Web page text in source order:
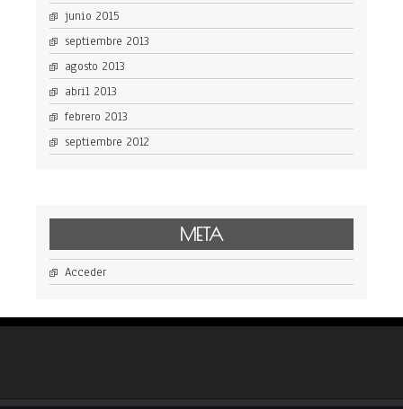
junio 2015
septiembre 2013
agosto 2013
abril 2013
febrero 2013
septiembre 2012
META
Acceder